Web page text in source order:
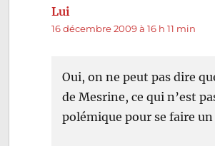
Lui
16 décembre 2009 à 16 h 11 min
Oui, on ne peut pas dire
de Mesrine, ce qui n’est
polémique pour se faire